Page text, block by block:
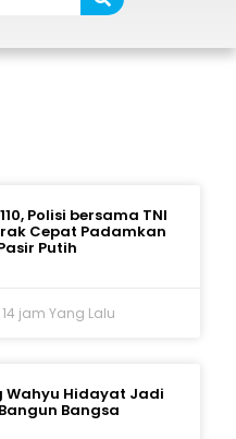
Polisi bersama TNI
Cepat Padamkan
Putih
14 jam Yang Lalu
Wahyu Hidayat Jadi
Bangsa